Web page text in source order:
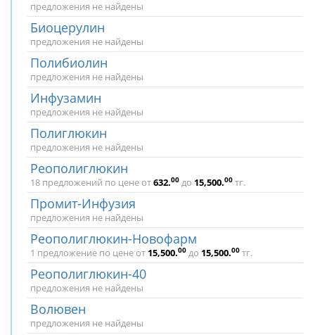
предложения не найдены
Биоцерулин
предложения не найдены
Полибиолин
предложения не найдены
Инфузамин
предложения не найдены
Полиглюкин
предложения не найдены
Реополиглюкин
18 предложений по цене от632.00 до 15,500.00 тг.
Промит-Инфузия
предложения не найдены
Реополиглюкин-Новофарм
1 предложение по цене от 15,500.00 до 15,500.00 тг.
Реополиглюкин-40
предложения не найдены
Волювен
предложения не найдены